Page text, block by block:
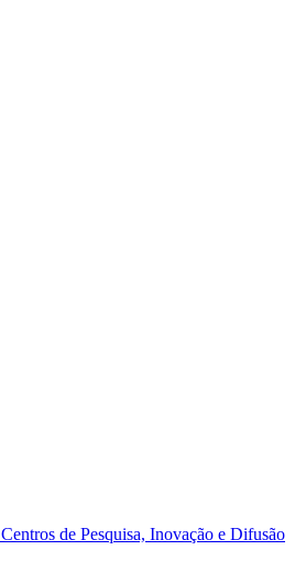
Centros de Pesquisa, Inovação e Difusão